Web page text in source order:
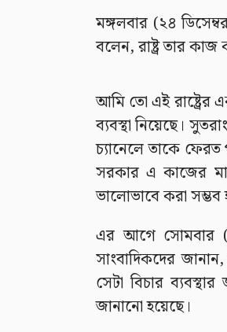
মঙ্গলবার (২৪
বলেন, রাষ্ট্র তার কাজ
আমি তো এই রাষ্ট্রের
ব্যবস্থা নিয়েছে।
চ্যানেলে তাকে ফেরত
সরকার এ কাজের
ভালোভাবে করা সম্ভব
এর আগে সোমবার
সাংবাদিকদের
সেটা বিচার
জানানো হয়েছে।